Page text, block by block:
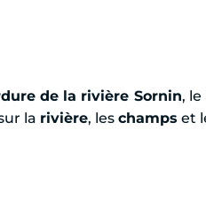
de la rivière Sornin,
la rivière, les champs et